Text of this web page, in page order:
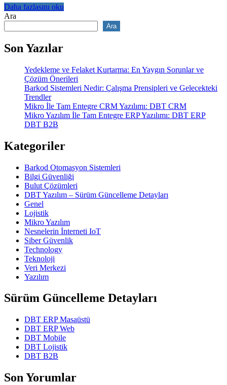
Daha fazlasını oku
Ara
Ara
Son Yazılar
Yedekleme ve Felaket Kurtarma: En Yaygın Sorunlar ve
Çözüm Önerileri
Barkod Sistemleri Nedir: Çalışma Prensipleri ve Gelecekteki
Trendler
Mikro İle Tam Entegre CRM Yazılımı: DBT CRM
Mikro Yazılım İle Tam Entegre ERP Yazılımı: DBT ERP
DBT B2B
Kategoriler
Barkod Otomasyon Sistemleri
Bilgi Güvenliği
Bulut Çözümleri
DBT Yazılım – Sürüm Güncelleme Detayları
Genel
Lojistik
Mikro Yazılım
Nesnelerin İnterneti IoT
Siber Güvenlik
Technology
Teknoloji
Veri Merkezi
Yazılım
Sürüm Güncelleme Detayları
DBT ERP Masaüstü
DBT ERP Web
DBT Mobile
DBT Lojistik
DBT B2B
Son Yorumlar